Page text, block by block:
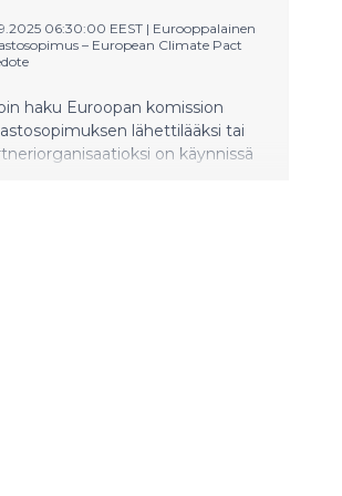
06:30:00 EEST | Eurooppalainen
– European Climate Pact
haku Euroopan komission
lähettilääksi tai
on käynnissä